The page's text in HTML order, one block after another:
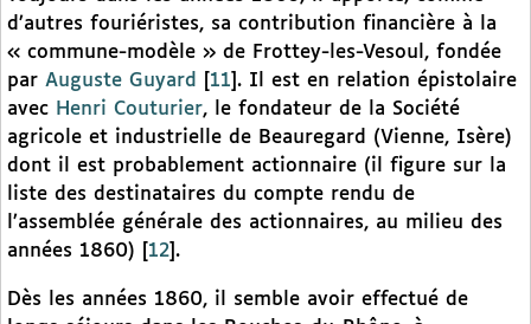
d’autres fouriéristes, sa contribution financière à la
« commune-modèle » de Frottey-les-Vesoul, fondée
par Auguste Guyard 11 . Il est en relation épistolaire
avec Henri Couturier, le fondateur de la Société
agricole et industrielle de Beauregard (Vienne, Isère)
dont il est probablement actionnaire (il figure sur la
liste des destinataires du compte rendu de
l’assemblée générale des actionnaires, au milieu des
années 1860)
12 .
Dès les années 1860, il semble avoir effectué de